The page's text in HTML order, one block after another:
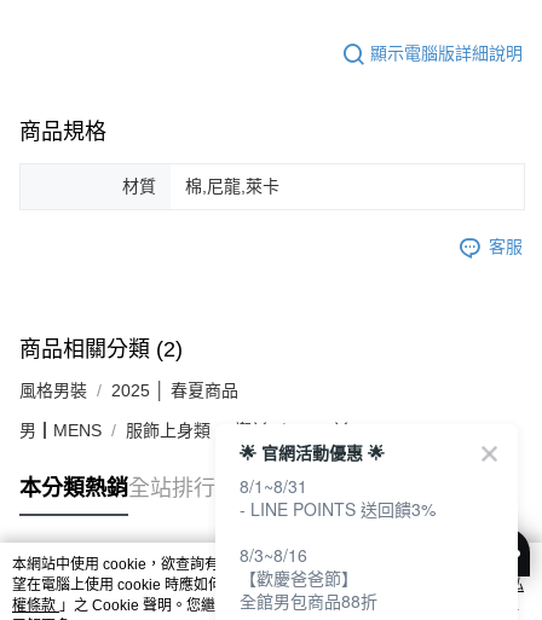
顯示電腦版詳細說明
商品規格
材質 棉,尼龍,萊卡
客服
商品相關分類 (2)
風格男裝 2025 │ 春夏商品
男┃MENS 服飾上身類 襯衫／POLO衫
本分類熱銷全站排行
熱門標籤
本網站中使用 cookie，欲查詢有關本網站使用 cookie 方式之詳情，及若您不希
望在電腦上使用 cookie 時應如何變更電腦的 cookie 設定，請參閱本網站「
隱私
權條款 」之 Cookie 聲明。您繼續使用本網站即表示您同意本公司得按本網站使
🌟 官網活動優惠 🌟
8/1~8/31
- LINE POINTS 送回饋3%
8/3~8/16
【歡慶爸爸節】
全館男包商品88折